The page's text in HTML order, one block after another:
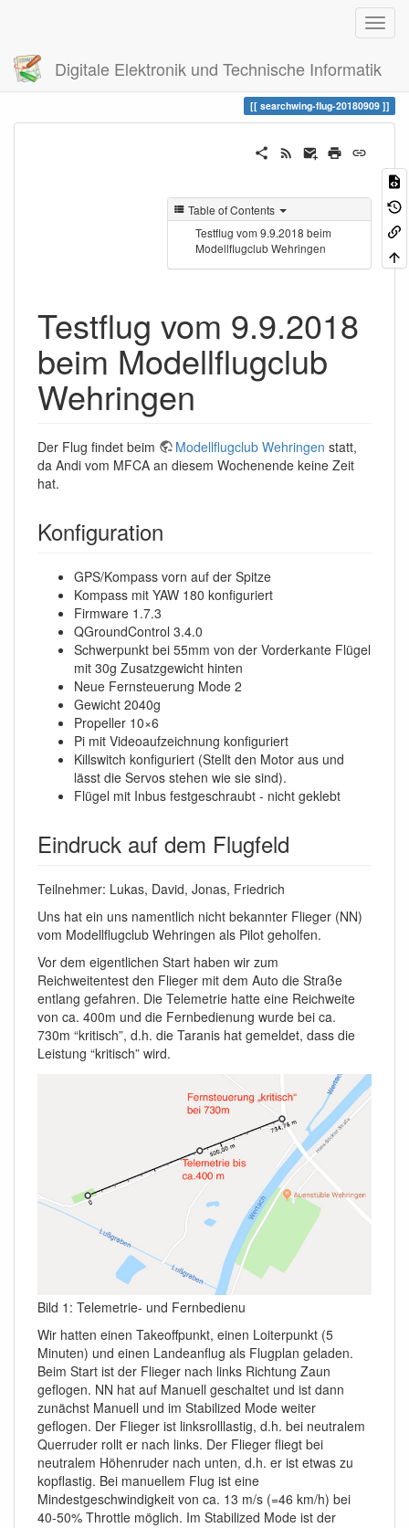
Digitale Elektronik und Technische Informatik
Trace searchwing-flug-20180909
searchwing-flug-20180909
Table of Contents
Testflug vom 9.9.2018 beim
Modellflugclub Wehringen
Testflug vom 9.9.2018
beim Modellflugclub
Wehringen
Der Flug findet beim Modellflugclub Wehringen statt,
da Andi vom MFCA an diesem Wochenende keine Zeit
hat.
Konfiguration
GPS/Kompass vorn auf der Spitze
Kompass mit YAW 180 konfiguriert
Firmware 1.7.3
QGroundControl 3.4.0
Schwerpunkt bei 55mm von der Vorderkante Flügel
mit 30g Zusatzgewicht hinten
Neue Fernsteuerung Mode 2
Gewicht 2040g
Propeller 10×6
Pi mit Videoaufzeichnung konfiguriert
Killswitch konfiguriert (Stellt den Motor aus und
lässt die Servos stehen wie sie sind).
Flügel mit Inbus festgeschraubt - nicht geklebt
Eindruck auf dem Flugfeld
Teilnehmer: Lukas, David, Jonas, Friedrich
Uns hat ein uns namentlich nicht bekannter Flieger (NN)
vom Modellflugclub Wehringen als Pilot geholfen.
Vor dem eigentlichen Start haben wir zum
Reichweitentest den Flieger mit dem Auto die Straße
entlang gefahren. Die Telemetrie hatte eine Reichweite
von ca. 400m und die Fernbedienung wurde bei ca.
730m “kritisch”, d.h. die Taranis hat gemeldet, dass die
Leistung “kritisch” wird.
Bild 1: Telemetrie- und Fernbedienu
Wir hatten einen Takeoffpunkt, einen Loiterpunkt (5
Minuten) und einen Landeanflug als Flugplan geladen.
Beim Start ist der Flieger nach links Richtung Zaun
geflogen. NN hat auf Manuell geschaltet und ist dann
zunächst Manuell und im Stabilized Mode weiter
geflogen. Der Flieger ist linksrolllastig, d.h. bei neutralem
Querruder rollt er nach links. Der Flieger fliegt bei
neutralem Höhenruder nach unten, d.h. er ist etwas zu
kopflastig. Bei manuellem Flug ist eine
Mindestgeschwindigkeit von ca. 13 m/s (=46 km/h) bei
40-50% Throttle möglich. Im Stabilized Mode ist der